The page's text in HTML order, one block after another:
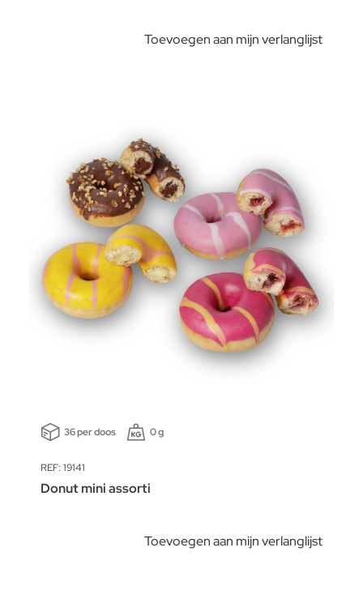
Toevoegen aan mijn verlanglijst
36 per doos 0 g
REF: 19141
Donut mini assorti
Toevoegen aan mijn verlanglijst